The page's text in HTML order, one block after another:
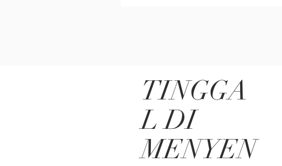
TINGGA
L DI
MENYEN